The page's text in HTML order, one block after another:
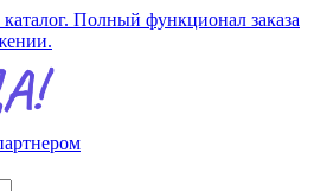
Полный функционал заказа